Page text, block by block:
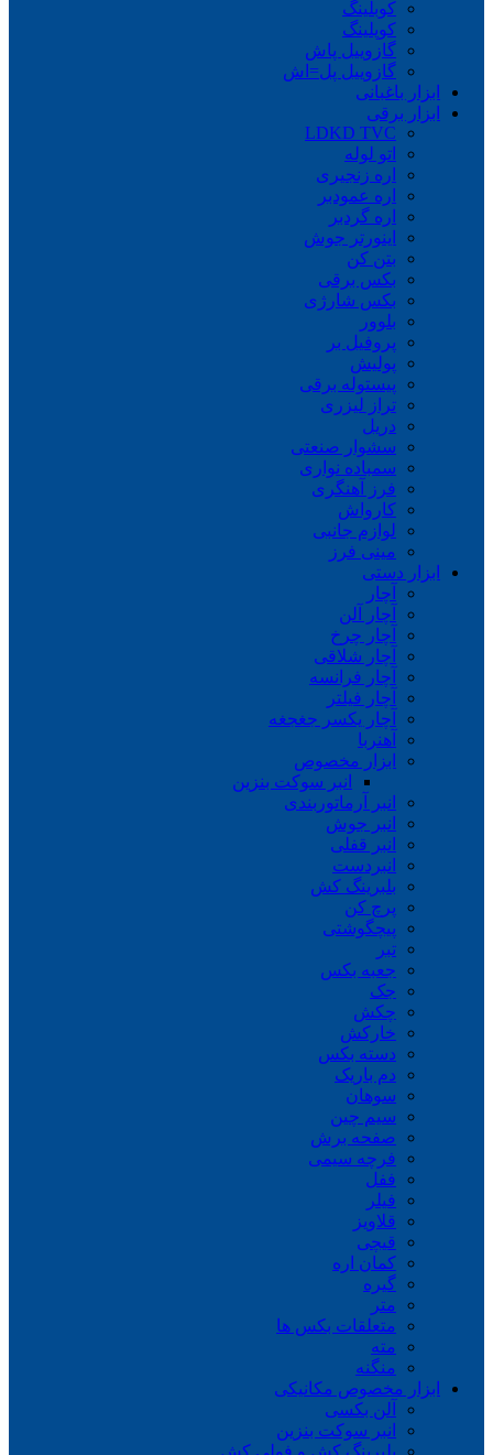
کوبلینگ
کوپلینگ
گازوییل پاش
گازوییل پل=اش
ابزار باغبانی
ابزار برقی
LDKD TVC
اتو لوله
اره زنجیری
اره عمودبر
اره گردبر
اینورتر جوش
بتن کن
بکس برقی
بکس شارژی
بلوور
پروفیل بر
پولیش
پیستوله برقی
تراز لیزری
دریل
سشوار صنعتی
سمباده نواری
فرز آهنگری
کارواش
لوازم جانبی
مینی فرز
ابزار دستی
آچار
آچار آلن
آچار چرخ
آچار شلاقی
آچار فرانسه
آچار فیلتر
آچار یکسر جغجغه
آهنربا
ابزار مخصوص
انبر سوکت بنزین
انبر آرماتوربندی
انبر جوش
انبر قفلی
انبردست
بلبرینگ کش
پرچ کن
پیچگوشتی
تبر
جعبه بکس
جک
چکش
خارکش
دسته بکس
دم باریک
سوهان
سیم چین
صفحه برش
فرچه سیمی
ففل
فیلر
قلاویز
قیچی
کمان اره
گیره
متر
متعلقات بکس ها
مته
منگنه
ابزار مخصوص مکانیکی
آلن بکسی
انبر سوکت بنزین
بلبرینگ کش و فولی کش